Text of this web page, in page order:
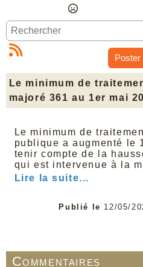
Poster
Le minimum de
majoré 361 au 1er mai
Le minimum de
publique a augmenté le
tenir compte de la
qui est intervenue à la
Lire la suite...
Publié le 12/05/
Commentaires